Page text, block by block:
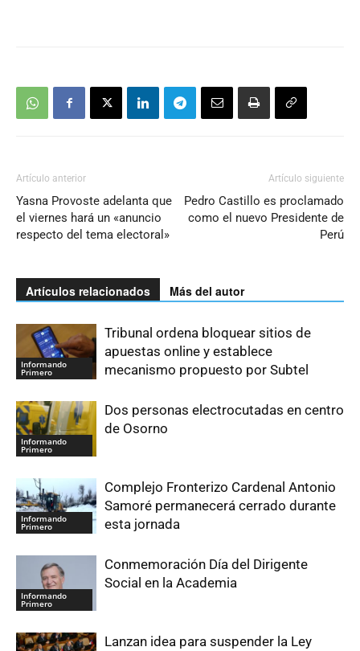
Artículo anterior
Yasna Provoste adelanta que
el viernes hará un «anuncio
respecto del tema electoral»
Artículo siguiente
Pedro Castillo es proclamado
como el nuevo Presidente de
Perú
Artículos relacionados Más del autor
Informando
Primero
Tribunal ordena bloquear sitios de
apuestas online y establece
mecanismo propuesto por Subtel
Informando
Primero
Dos personas electrocutadas en centro
de Osorno
Informando
Primero
Complejo Fronterizo Cardenal Antonio
Samoré permanecerá cerrado durante
esta jornada
Informando
Primero
Conmemoración Día del Dirigente
Social en la Academia
Lanzan idea para suspender la Ley